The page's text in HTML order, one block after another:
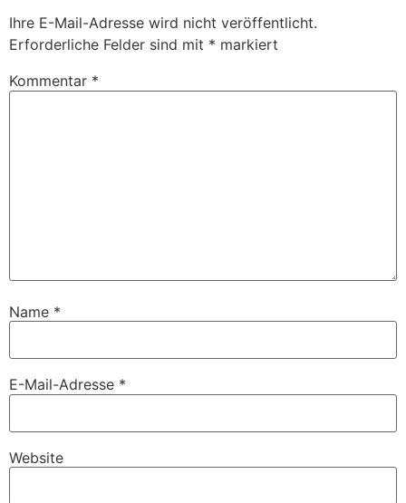
Ihre E-Mail-Adresse wird nicht veröffentlicht.
Erforderliche Felder sind mit * markiert
Kommentar *
Name *
E-Mail-Adresse *
Website